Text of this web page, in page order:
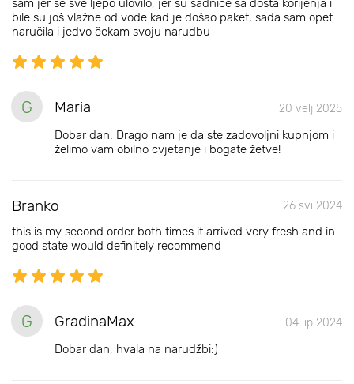
sam jer se sve ljepo ulovilo, jer su sadnice sa dosta korijenja i
bile su još vlažne od vode kad je došao paket, sada sam opet
naručila i jedvo čekam svoju naruđbu
G Maria 20 velj 2025
Dobar dan. Drago nam je da ste zadovoljni kupnjom i
želimo vam obilno cvjetanje i bogate žetve!
Branko 26 svi 2024
this is my second order both times it arrived very fresh and in
good state would definitely recommend
G GradinaMax 04 lip 2024
Dobar dan, hvala na narudžbi:)